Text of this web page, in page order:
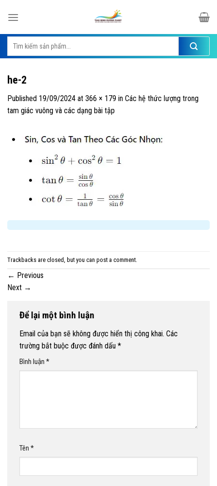
Tìm
kiếm:
he-2
Published 19/09/2024 at 366 × 179 in Các hệ thức lượng trong
tam giác vuông và các dạng bài tập
Trackbacks are closed, but you can post a comment
← Previous
Next →
Để lại một bình luận
Email của bạn sẽ không được hiển thị công khai. Các
trường bắt buộc được đánh dấu *
Bình luận *
Tên *